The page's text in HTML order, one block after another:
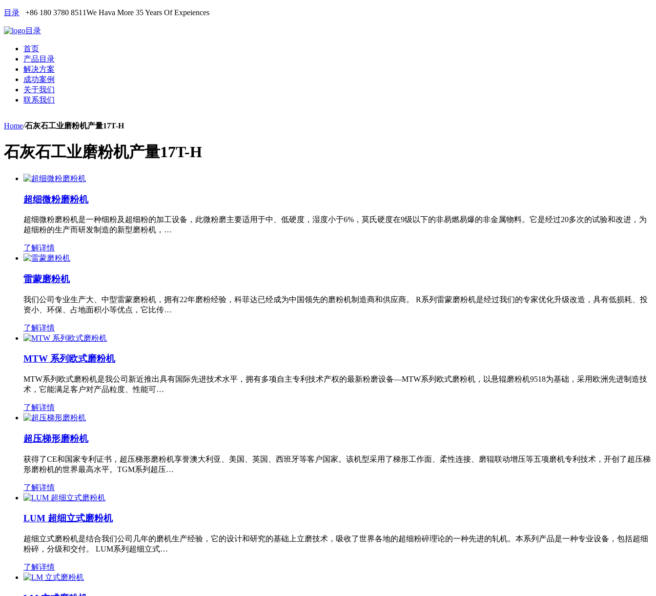
目录 +86 180 3780 8511We Hava More 35 Years Of Expeiences
目录
首页
产品目录
解决方案
成功案例
关于我们
联系我们
Home/石灰石工业磨粉机产量17T-H
石灰石工业磨粉机产量17T-H
超细微粉磨粉机
超细微粉磨粉机是一种细粉及超细粉的加工设备，此微粉磨主要适用于中、低硬度，湿度小于6%，莫氏硬度在9级以下的非易燃易爆的非金属物料。它是经过20多次的试验和改进，为
超细粉的生产而研发制造的新型磨粉机，…
了解详情
雷蒙磨粉机
我们公司专业生产大、中型雷蒙磨粉机，拥有22年磨粉经验，科菲达已经成为中国领先的磨粉机制造商和供应商。 R系列雷蒙磨粉机是经过我们的专家优化升级改造，具有低损耗、投
资小、环保、占地面积小等优点，它比传…
了解详情
MTW 系列欧式磨粉机
MTW系列欧式磨粉机是我公司新近推出具有国际先进技术水平，拥有多项自主专利技术产权的最新粉磨设备—MTW系列欧式磨粉机，以悬辊磨粉机9518为基础，采用欧洲先进制造技
术，它能满足客户对产品粒度、性能可…
了解详情
超压梯形磨粉机
获得了CE和国家专利证书，超压梯形磨粉机享誉澳大利亚、美国、英国、西班牙等客户国家。该机型采用了梯形工作面、柔性连接、磨辊联动增压等五项磨机专利技术，开创了超压梯
形磨粉机的世界最高水平。TGM系列超压…
了解详情
LUM 超细立式磨粉机
超细立式磨粉机是结合我们公司几年的磨机生产经验，它的设计和研究的基础上立磨技术，吸收了世界各地的超细粉碎理论的一种先进的轧机。本系列产品是一种专业设备，包括超细
粉碎，分级和交付。 LUM系列超细立式…
了解详情